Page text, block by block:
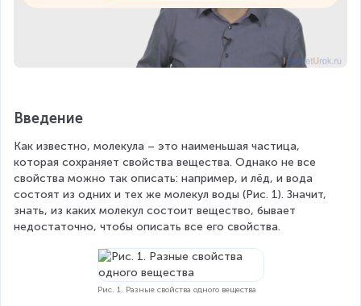
Введение
Как известно, молекула – это наименьшая частица,
которая сохраняет свойства вещества. Однако не все
свойства можно так описать: например, и лёд, и вода
состоят из одних и тех же молекул воды (Рис. 1). Значит,
знать, из каких молекул состоит вещество, бывает
недостаточно, чтобы описать все его свойства.
Рис. 1. Разные свойства одного вещества